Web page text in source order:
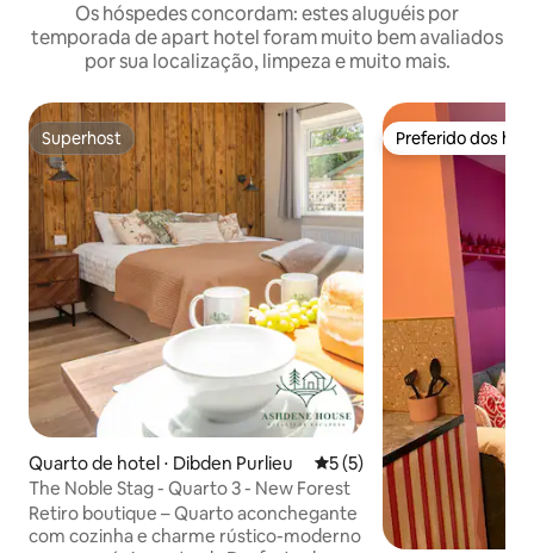
Os hóspedes concordam: estes aluguéis por
temporada de apart hotel foram muito bem avaliados
por sua localização, limpeza e muito mais.
Superhost
Superhost
Quarto de hotel ⋅ Dibden Purlieu 5 de uma avaliação média
5 (5)
The Noble Stag - Quarto 3 - New Forest
Retiro boutique – Quarto aconchegante
com cozinha e charme rústico-moderno
Preferido dos
Preferido dos